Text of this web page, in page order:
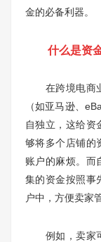
金的必备利器。
什么是资金
在跨境电商业
（如亚马逊、
自独立，这给资
够将多个店铺的
账户的麻烦。而
集的资金按照事
户中，方便卖家
例如，卖家可